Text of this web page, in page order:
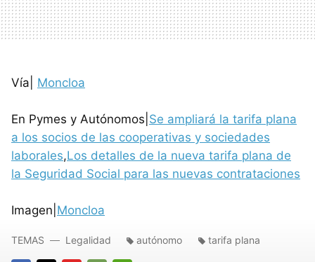
Vía| Moncloa
En Pymes y Autónomos| Se ampliará la tarifa plana
a los socios de las cooperativas y sociedades
laborales,Los detalles de la nueva tarifa plana de
la Seguridad Social para las nuevas contrataciones
Imagen| Moncloa
TEMAS Legalidad autónomo tarifa plana